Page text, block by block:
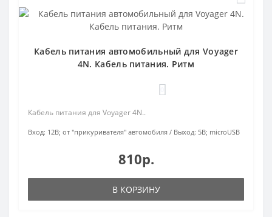
Кабель питания автомобильный для Voyager
4N. Кабель питания. Ритм
Кабель питания для Voyager 4N..
Вход: 12В; от "прикуривателя" автомобиля Выход: 5В; microUSB
810р.
В КОРЗИНУ